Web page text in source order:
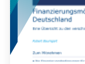
beigetragen.